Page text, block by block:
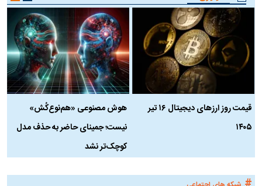
قیمت روز ارز‌های دیجیتال ۱۶ تیر
۱۴۰۵
هوش مصنوعی «هم‌نوع‌کُش»
نیست؛ جمینای حاضر به حذف مدل
کوچک‌تر نشد